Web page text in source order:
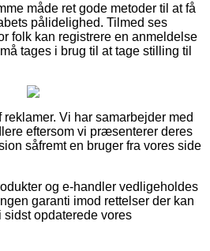
måde ret gode metoder til at få
pålidelighed. Tilmed ses
folk kan registrere en anmeldelse
tages i brug til at tage stilling til
Vi har samarbejder med
eftersom vi præsenterer deres
såfremt en bruger fra vores side
og e-handler vedligeholdes
garanti imod rettelser der kan
opdaterede vores